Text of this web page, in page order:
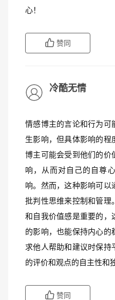
心！
赞同
冷酷无情
情感博主的言论和行为可
生影响，但具体影响的程
博主可能会受到他们的价
响，从而对自己的自尊
响。然而，这种影响可以
批判性思维来控制和管理
和自我价值感是重要的，
的影响，也能保持内心的
求他人帮助和建议时保持
的评价和观点的自主性和
赞同